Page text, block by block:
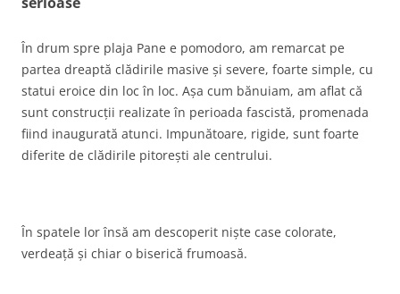
În drum spre plaja Pane e pomodoro, am remarcat pe
partea dreaptă clădirile masive și severe, foarte simple, cu
statui eroice din loc în loc. Așa cum bănuiam, am aflat că
sunt construcții realizate în perioada fascistă, promenada
fiind inaugurată atunci. Impunătoare, rigide, sunt foarte
diferite de clădirile pitorești ale centrului.
În spatele lor însă am descoperit niște case colorate,
verdeață și chiar o biserică frumoasă.